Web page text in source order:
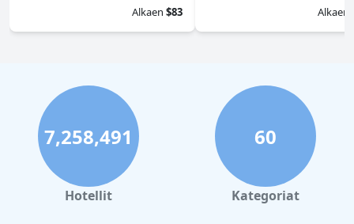
Alkaen $83
Alkaen
7,258,491
Hotellit
60
Kategoriat